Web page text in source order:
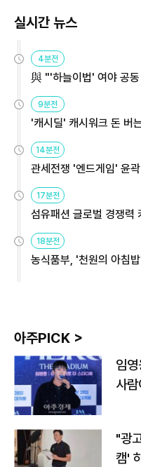
실시간 뉴스
4분전
與 "'하늘이법' 여야 공
9분전
'캐시딜' 캐시워크 돈 버
14분전
관세전쟁 '엔드게임' 윤
용해야
17분전
섬유패션 글로벌 경쟁
원
18분전
농식품부, '천원의 아침
아주PICK >
임
사
"광
캠'